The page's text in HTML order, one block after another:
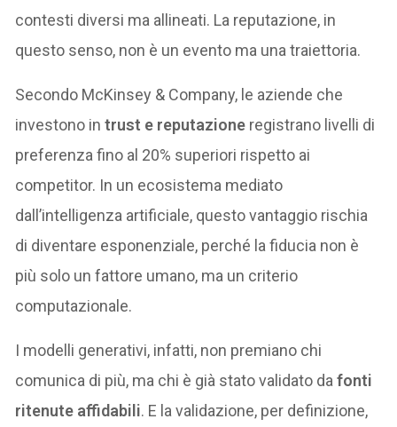
contesti diversi ma allineati. La reputazione, in
questo senso, non è un evento ma una traiettoria.
Secondo McKinsey & Company, le aziende che
investono intrust e reputazione registrano livelli di
preferenza fino al 20% superiori rispetto ai
competitor. In un ecosistema mediato
dall’intelligenza artificiale, questo vantaggio rischia
di diventare esponenziale, perché la fiducia non è
più solo un fattore umano, ma un criterio
computazionale.
I modelli generativi, infatti, non premiano chi
comunica di più, ma chi è già stato validato dafonti
ritenute affidabili. E la validazione, per definizione,